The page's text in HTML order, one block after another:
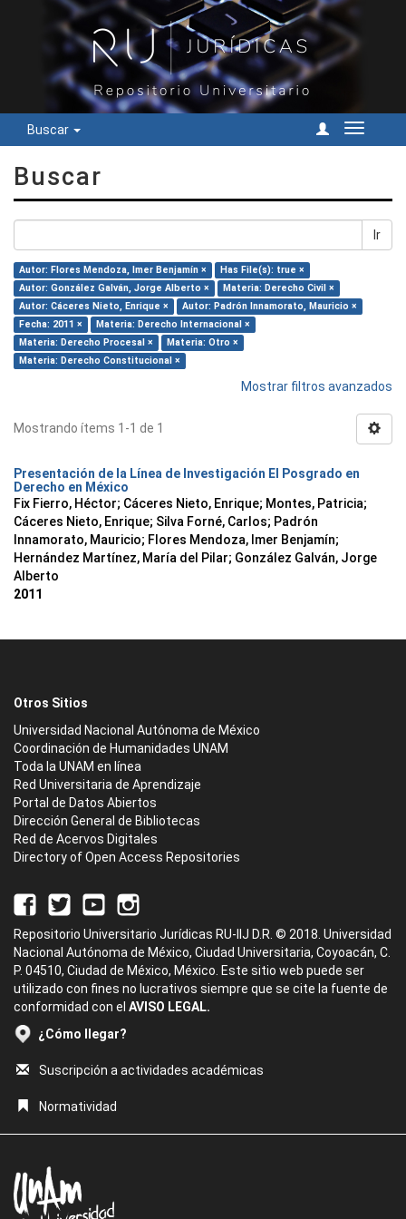
Buscar
Cambiar
Buscar
Ir
Autor: Flores Mendoza, Imer Benjamín ×
Has File(s): true ×
Autor: González Galván, Jorge Alberto ×
Materia: Derecho Civil ×
Autor: Cáceres Nieto, Enrique ×
Autor: Padrón Innamorato, Mauricio ×
Fecha: 2011 ×
Materia: Derecho Internacional ×
Materia: Derecho Procesal ×
Materia: Otro ×
Materia: Derecho Constitucional ×
Mostrar filtros avanzados
Mostrando ítems 1-1 de 1
Presentación de la Línea de Investigación El Posgrado en
Derecho en México
Fix Fierro, Héctor; Cáceres Nieto, Enrique; Montes, Patricia;
Cáceres Nieto, Enrique; Silva Forné, Carlos; Padrón
Innamorato, Mauricio; Flores Mendoza, Imer Benjamín;
Hernández Martínez, María del Pilar; González Galván, Jorge
Alberto
2011
Otros Sitios
Universidad Nacional Autónoma de México
Coordinación de Humanidades UNAM
Toda la UNAM en línea
Red Universitaria de Aprendizaje
Portal de Datos Abiertos
Dirección General de Bibliotecas
Red de Acervos Digitales
Directory of Open Access Repositories
Repositorio Universitario Jurídicas RU-IIJ D.R. © 2018. Universidad
Nacional Autónoma de México, Ciudad Universitaria, Coyoacán, C.
P. 04510, Ciudad de México, México. Este sitio web puede ser
utilizado con fines no lucrativos siempre que se cite la fuente de
conformidad con el AVISO LEGAL.
¿Cómo llegar?
Suscripción a actividades académicas
Normatividad